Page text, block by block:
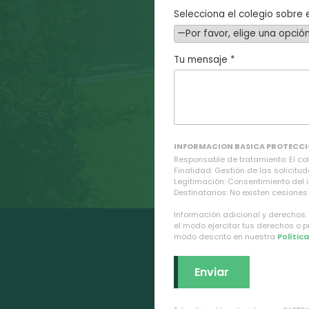
Selecciona el colegio sobre
Tu mensaje *
INFORMACION BASICA
Responsable de tratamiento: El
Finalidad: Gestión de las
Legitimación: Consentimiento del
Destinatarios: No existen
Información adicional y
el modo ejercitar tus derechos o
modo descrito en nuestra